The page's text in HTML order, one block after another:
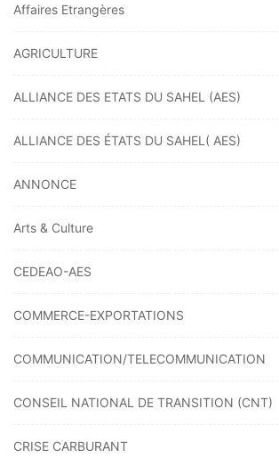
Affaires Etrangères
AGRICULTURE
ALLIANCE DES ETATS DU SAHEL (AES)
ALLIANCE DES ÉTATS DU SAHEL( AES)
ANNONCE
Arts & Culture
CEDEAO-AES
COMMERCE-EXPORTATIONS
COMMUNICATION/TELECOMMUNICATION
CONSEIL NATIONAL DE TRANSITION (CNT)
CRISE CARBURANT